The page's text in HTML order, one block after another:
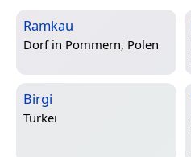
Ramkau
Dorf in Pommern, Polen
Birgi
Türkei